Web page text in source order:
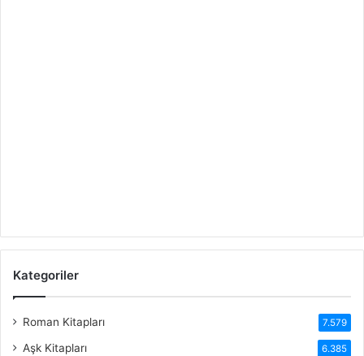
Kategoriler
Roman Kitapları 7.579
Aşk Kitapları 6.385